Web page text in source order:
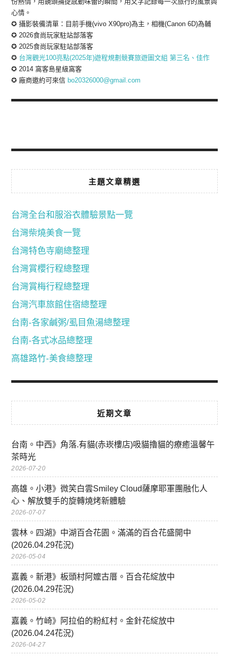
心情。
✪ 攝影裝備清單：目前手機(vivo X90pro)為主，相機(Canon 6D)為輔
✪ 2026食尚玩家駐站部落客
✪ 2025食尚玩家駐站部落客
✪ 台灣觀光100亮點(2025年)遊程規劃競賽旅遊圖文組 第三名、佳作
✪ 2014 窩客島星級窩客
✪ 廠商邀約可來信 bo20326000@gmail.com
主題文章精選
台灣全台和服浴衣體驗景點一覽
台灣柴燒美食一覽
台灣特色寺廟總整理
台灣賞櫻行程總整理
台灣賞梅行程總整理
台灣汽車旅館住宿總整理
台南-各家鹹粥/虱目魚湯總整理
台南-各式冰品總整理
高雄路竹-美食總整理
近期文章
台南。中西》角落.有貓(赤崁樓店)吸貓擼貓的療癒溫馨午
茶時光
2026-07-20
高雄。小港》微笑白雲Smiley Cloud薩摩耶軍團融化人
心、解放雙手的旋轉燒烤新體驗
2026-07-07
雲林。四湖》中湖百合花園。滿滿的百合花盛開中
(2026.04.29花況)
2026-05-04
嘉義。新港》板頭村阿嬤古厝。百合花綻放中
(2026.04.29花況)
2026-05-02
嘉義。竹崎》阿拉伯的粉紅村。金針花綻放中
(2026.04.24花況)
2026-04-27